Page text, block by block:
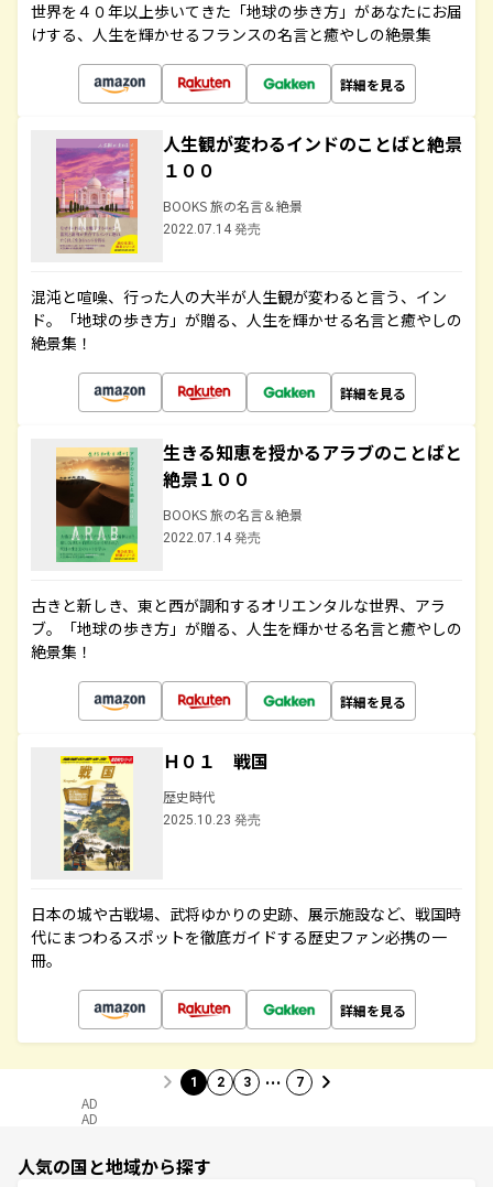
世界を４０年以上歩いてきた「地球の歩き方」があなたにお届
けする、人生を輝かせるフランスの名言と癒やしの絶景集
詳細を見る
人生観が変わるインドのことばと絶景
１００
BOOKS 旅の名言＆絶景
2022.07.14 発売
混沌と喧噪、行った人の大半が人生観が変わると言う、イン
ド。「地球の歩き方」が贈る、人生を輝かせる名言と癒やしの
絶景集！
詳細を見る
生きる知恵を授かるアラブのことばと
絶景１００
BOOKS 旅の名言＆絶景
2022.07.14 発売
古きと新しき、東と西が調和するオリエンタルな世界、アラ
ブ。「地球の歩き方」が贈る、人生を輝かせる名言と癒やしの
絶景集！
詳細を見る
Ｈ０１ 戦国
歴史時代
2025.10.23 発売
日本の城や古戦場、武将ゆかりの史跡、展示施設など、戦国時
代にまつわるスポットを徹底ガイドする歴史ファン必携の一
冊。
詳細を見る
1 2 3 … 7
AD
AD
人気の国と地域から探す